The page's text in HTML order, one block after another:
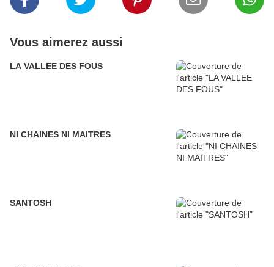
Vous aimerez aussi
LA VALLEE DES FOUS
NI CHAINES NI MAITRES
SANTOSH